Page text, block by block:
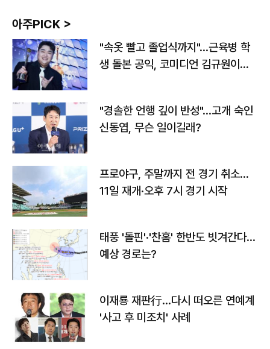
아주PICK >
"속옷 빨고 졸업식까지"…근육병 학
생 돌본 공익, 코미디언 김규원이었
"경솔한 언행 깊이 반성"…고개 숙인
신동엽, 무슨 일이길래?
프로야구, 주말까지 전 경기 취소…
11일 재개·오후 7시 경기 시작
태풍 '돌핀'·'찬홈' 한반도 빗겨간다…
예상 경로는?
이재룡 재판行…다시 떠오른 연예계
'사고 후 미조치' 사례